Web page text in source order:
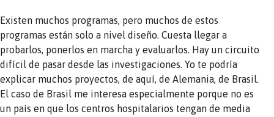
Existen muchos programas, pero muchos de estos
programas están solo a nivel diseño. Cuesta llegar a
probarlos, ponerlos en marcha y evaluarlos. Hay un circuito
difícil de pasar desde las investigaciones. Yo te podría
explicar muchos proyectos, de aquí, de Alemania, de Brasil.
El caso de Brasil me interesa especialmente porque no es
un país en que los centros hospitalarios tengan de media